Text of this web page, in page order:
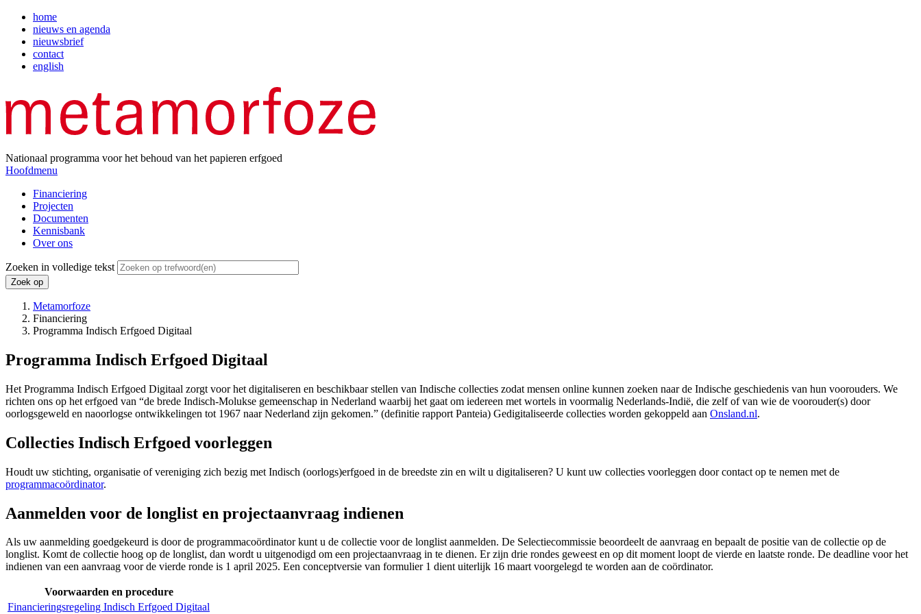
Overslaan
naar
inhoud
Top
menu
home
nieuws en agenda
nieuwsbrief
contact
english
Nationaal programma voor het behoud van het papieren erfgoed
Hoofdmenu
Hoofdnavigatie
Financiering
Projecten
Documenten
Kennisbank
Over ons
Zoeken in volledige tekst
Kruimelpad
Metamorfoze
Financiering
Programma Indisch Erfgoed Digitaal
Programma Indisch Erfgoed Digitaal
Het Programma Indisch Erfgoed Digitaal zorgt voor het digitaliseren en beschikbaar stellen van Indische collecties zodat mensen online kunnen zoeken naar de Indische geschiedenis van hun voorouders. We
richten ons op het erfgoed van “de brede Indisch-Molukse gemeenschap in Nederland waarbij het gaat om iedereen met wortels in voormalig Nederlands-Indië, die zelf of van wie de voorouder(s) door
oorlogsgeweld en naoorlogse ontwikkelingen tot 1967 naar Nederland zijn gekomen.” (definitie rapport Panteia) Gedigitaliseerde collecties worden gekoppeld aan Onsland.nl.
Collecties Indisch Erfgoed voorleggen
Houdt uw stichting, organisatie of vereniging zich bezig met Indisch (oorlogs)erfgoed in de breedste zin en wilt u digitaliseren? U kunt uw collecties voorleggen door contact op te nemen met de
programmacoördinator.
Aanmelden voor de longlist en projectaanvraag indienen
Als uw aanmelding goedgekeurd is door de programmacoördinator kunt u de collectie voor de longlist aanmelden. De Selectiecommissie beoordeelt de aanvraag en bepaalt de positie van de collectie op de
longlist. Komt de collectie hoog op de longlist, dan wordt u uitgenodigd om een projectaanvraag in te dienen. Er zijn drie rondes geweest en op dit moment loopt de vierde en laatste ronde. De deadline voor het
indienen van een aanvraag voor de vierde ronde is 1 april 2025. Een conceptversie van formulier 1 dient uiterlijk 16 maart voorgelegd te worden aan de coördinator.
Voorwaarden en procedure
Financieringsregeling Indisch Erfgoed Digitaal